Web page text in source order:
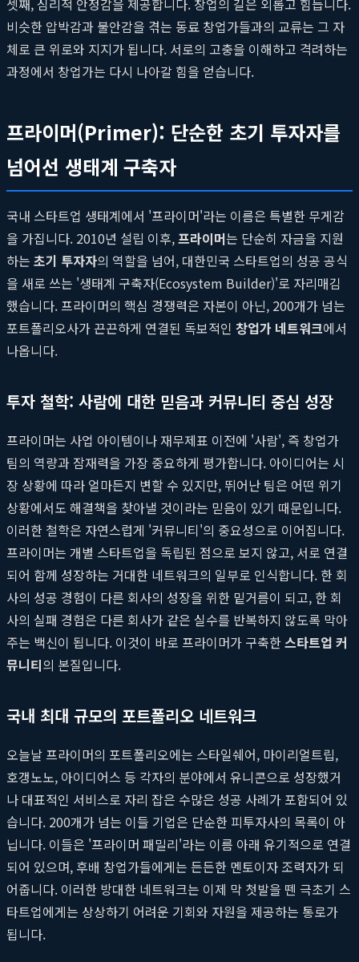
셋째, 심리적 안정감을 제공합니다. 창업의 길은 외롭고 힘듭니다.
비슷한 압박감과 불안감을 겪는 동료 창업가들과의 교류는 그 자
체로 큰 위로와 지지가 됩니다. 서로의 고충을 이해하고 격려하는
과정에서 창업가는 다시 나아갈 힘을 얻습니다.
프라이머(Primer): 단순한 초기 투자자를
넘어선 생태계 구축자
국내 스타트업 생태계에서 '프라이머'라는 이름은 특별한 무게감
을 가집니다. 2010년 설립 이후,프라이머는 단순히 자금을 지원
하는 초기 투자자의 역할을 넘어, 대한민국 스타트업의 성공 공식
을 새로 쓰는 '생태계 구축자(Ecosystem Builder)'로 자리매김
했습니다. 프라이머의 핵심 경쟁력은 자본이 아닌, 200개가 넘는
포트폴리오사가 끈끈하게 연결된 독보적인 창업가 네트워크에서
나옵니다.
투자 철학: 사람에 대한 믿음과 커뮤니티 중심 성장
프라이머는 사업 아이템이나 재무제표 이전에 '사람', 즉 창업가
팀의 역량과 잠재력을 가장 중요하게 평가합니다. 아이디어는 시
장 상황에 따라 얼마든지 변할 수 있지만, 뛰어난 팀은 어떤 위기
상황에서도 해결책을 찾아낼 것이라는 믿음이 있기 때문입니다.
이러한 철학은 자연스럽게 '커뮤니티'의 중요성으로 이어집니다.
프라이머는 개별 스타트업을 독립된 점으로 보지 않고, 서로 연결
되어 함께 성장하는 거대한 네트워크의 일부로 인식합니다. 한 회
사의 성공 경험이 다른 회사의 성장을 위한 밑거름이 되고, 한 회
사의 실패 경험은 다른 회사가 같은 실수를 반복하지 않도록 막아
주는 백신이 됩니다. 이것이 바로 프라이머가 구축한스타트업 커
뮤니티의 본질입니다.
국내 최대 규모의 포트폴리오 네트워크
오늘날 프라이머의 포트폴리오에는 스타일쉐어, 마이리얼트립,
호갱노노, 아이디어스 등 각자의 분야에서 유니콘으로 성장했거
나 대표적인 서비스로 자리 잡은 수많은 성공 사례가 포함되어 있
습니다. 200개가 넘는 이들 기업은 단순한 피투자사의 목록이 아
닙니다. 이들은 '프라이머 패밀리'라는 이름 아래 유기적으로 연결
되어 있으며, 후배 창업가들에게는 든든한 멘토이자 조력자가 되
어줍니다. 이러한 방대한 네트워크는 이제 막 첫발을 뗀 극초기 스
타트업에게는 상상하기 어려운 기회와 자원을 제공하는 통로가
됩니다.